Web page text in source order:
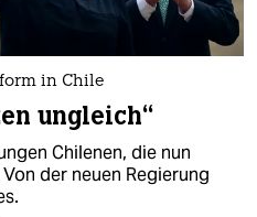
in Chile
ungleich“
Chilenen, die nun
der neuen Regierung